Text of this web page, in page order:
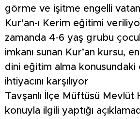
görme ve işitme engelli
Kur’an-ı Kerim eğitimi
zamanda 4-6 yaş grubu
imkanı sunan Kur’an kursu,
dini eğitim alma konusundaki
ihtiyacını karşılıyor
Tavşanlı İlçe Müftüsü Mevlüt
konuyla ilgili yaptığı